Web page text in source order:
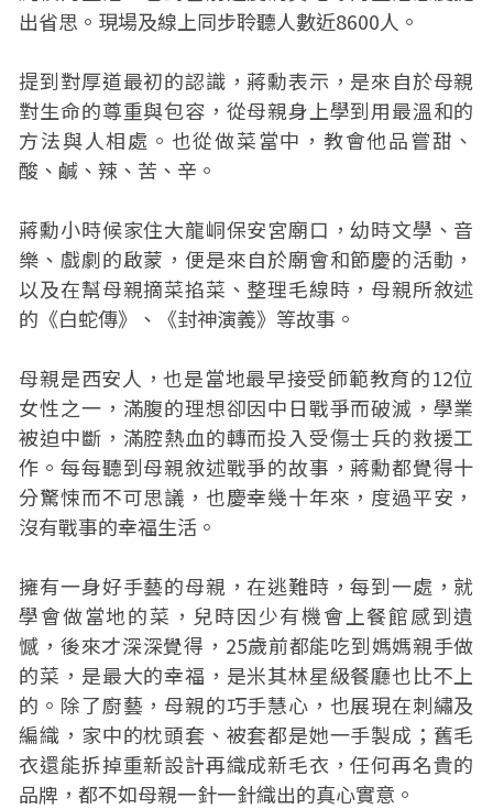
出省思。現場及線上同步聆聽人數近8600人。
提到對厚道最初的認識，蔣勳表示，是來自於母親
對生命的尊重與包容，從母親身上學到用最溫和的
方法與人相處。也從做菜當中，教會他品嘗甜、
酸、鹹、辣、苦、辛。
蔣勳小時候家住大龍峒保安宮廟口，幼時文學、音
樂、戲劇的啟蒙，便是來自於廟會和節慶的活動，
以及在幫母親摘菜掐菜、整理毛線時，母親所敘述
的《白蛇傳》、《封神演義》等故事。
母親是西安人，也是當地最早接受師範教育的12位
女性之一，滿腹的理想卻因中日戰爭而破滅，學業
被迫中斷，滿腔熱血的轉而投入受傷士兵的救援工
作。每每聽到母親敘述戰爭的故事，蔣勳都覺得十
分驚悚而不可思議，也慶幸幾十年來，度過平安，
沒有戰事的幸福生活。
擁有一身好手藝的母親，在逃難時，每到一處，就
學會做當地的菜，兒時因少有機會上餐館感到遺
憾，後來才深深覺得，25歲前都能吃到媽媽親手做
的菜，是最大的幸福，是米其林星級餐廳也比不上
的。除了廚藝，母親的巧手慧心，也展現在刺繡及
編織，家中的枕頭套、被套都是她一手製成；舊毛
衣還能拆掉重新設計再織成新毛衣，任何再名貴的
品牌，都不如母親一針一針織出的真心實意。